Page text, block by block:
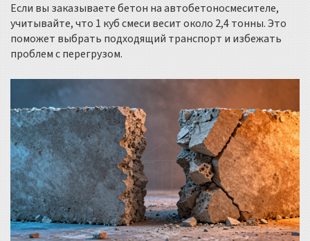
Если вы заказываете бетон на автобетоносмесителе,
учитывайте, что 1 куб смеси весит около 2,4 тонны. Это
поможет выбрать подходящий транспорт и избежать
проблем с перегрузом.